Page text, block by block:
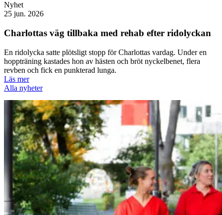
Nyhet
25 jun. 2026
Charlottas väg tillbaka med rehab efter ridolyckan
En ridolycka satte plötsligt stopp för Charlottas vardag. Under en
hoppträning kastades hon av hästen och bröt nyckelbenet, flera
revben och fick en punkterad lunga.
Läs mer
Alla nyheter